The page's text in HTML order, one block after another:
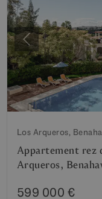
Précédent
Los Arqueros,
Appartement rez
Arqueros,
599 000 €